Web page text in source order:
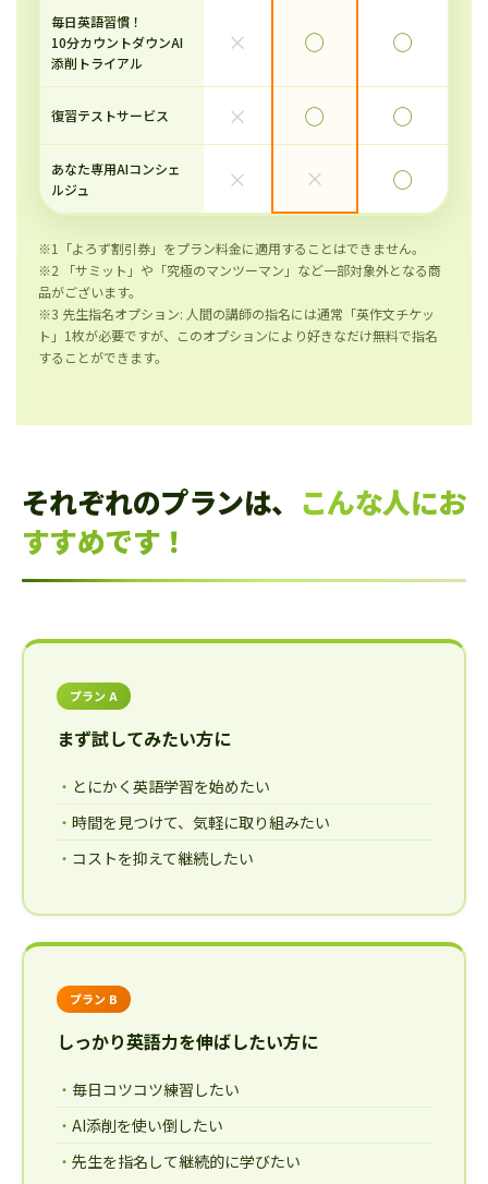
毎日英語習慣！
10分カウントダウンAI
添削トライアル
× ◯ ◯
復習テストサービス × ◯ ◯
あなた専用AIコンシェ
ルジュ
× × ◯
※1「よろず割引券」をプラン料金に適用することはできません。
※2 「サミット」や「究極のマンツーマン」など一部対象外となる商
品がございます。
※3 先生指名オプション: 人間の講師の指名には通常「英作文チケッ
ト」1枚が必要ですが、このオプションにより好きなだけ無料で指名
することができます。
それぞれのプランは、 こんな人にお
すすめです！
プラン A
まず試してみたい方に
とにかく英語学習を始めたい
時間を見つけて、気軽に取り組みたい
コストを抑えて継続したい
プラン B
しっかり英語力を伸ばしたい方に
毎日コツコツ練習したい
AI添削を使い倒したい
先生を指名して継続的に学びたい